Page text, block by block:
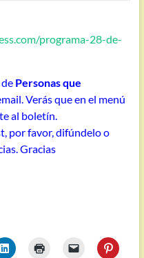
programa-28-de-
Personas que
Verás que en el menú
al boletín.
por favor, difúndelo o
Gracias